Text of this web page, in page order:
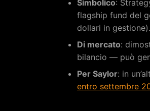
Simbolico:
flagship fund del
dollari in gestione).
Di mercato:
bilancio — può
Per Saylor: in
entro settembre